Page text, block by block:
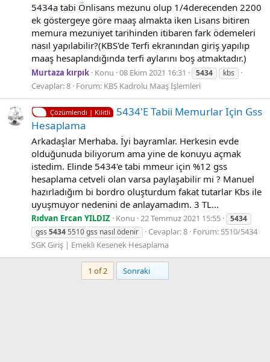
5434a tabi Önlisans mezunu olup 1/4derecenden 2200
ek göstergeye göre maaş almakta iken Lisans bitiren
memura mezuniyet tarihinden itibaren fark ödemeleri
nasıl yapılabilir?(KBS'de Terfi ekranından giriş yapılıp
maaş hesaplandığında terfi aylarını boş atmaktadır.)
Murtaza kırpık Konu 08 Ekim 2021 16:31 5434 kbs
Cevaplar: 8 Forum: KBS Kadrolu Maaş İşlemleri
Çözümlendi | Kilitli
5434'E Tabii Memurlar Için Gss
Hesaplama
Arkadaşlar Merhaba. İyi bayramlar. Herkesin evde
olduğunuda biliyorum ama yine de konuyu açmak
istedim. Elinde 5434'e tabi mmeur için %12 gss
hesaplama cetveli olan varsa paylaşabilir mi ? Manuel
hazırladığım bi bordro oluşturdum fakat tutarlar Kbs ile
uyuşmuyor nedenini de anlayamadım. 3 TL...
Rıdvan Ercan YILDIZ Konu 22 Temmuz 2021 15:55
5434
gss 54345510 gss nasıl ödenir Cevaplar: 8 Forum: 5510/5434
SGK Giriş | Emekli Kesenek Hesaplama
1 of 2 Sonraki